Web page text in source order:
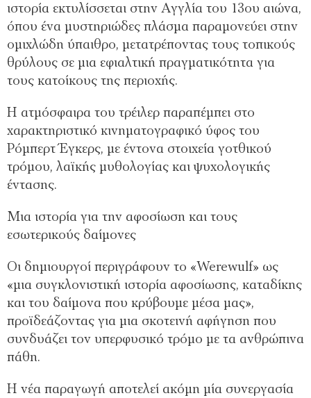
ιστορία εκτυλίσσεται στην Αγγλία του 13ου αιώνα,
όπου ένα μυστηριώδες πλάσμα παραμονεύει στην
ομιχλώδη ύπαιθρο, μετατρέποντας τους τοπικούς
θρύλους σε μια εφιαλτική πραγματικότητα για
τους κατοίκους της περιοχής.
Η ατμόσφαιρα του τρέιλερ παραπέμπει στο
χαρακτηριστικό κινηματογραφικό ύφος του
Ρόμπερτ Έγκερς, με έντονα στοιχεία γοτθικού
τρόμου, λαϊκής μυθολογίας και ψυχολογικής
έντασης.
Μια ιστορία για την αφοσίωση και τους
εσωτερικούς δαίμονες
Οι δημιουργοί περιγράφουν το «Werewulf» ως
«μια συγκλονιστική ιστορία αφοσίωσης, καταδίκης
και του δαίμονα που κρύβουμε μέσα μας»,
προϊδεάζοντας για μια σκοτεινή αφήγηση που
συνδυάζει τον υπερφυσικό τρόμο με τα ανθρώπινα
πάθη.
Η νέα παραγωγή αποτελεί ακόμη μία συνεργασία